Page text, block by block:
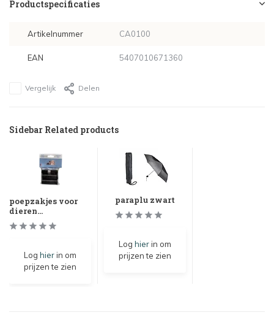
Productspecificaties
Artikelnummer CA0100
EAN 5407010671360
Vergelijk Delen
Sidebar Related products
poepzakjes voor
dieren...
Log hierin om
prijzen te zien
paraplu zwart
Log hierin om
prijzen te zien